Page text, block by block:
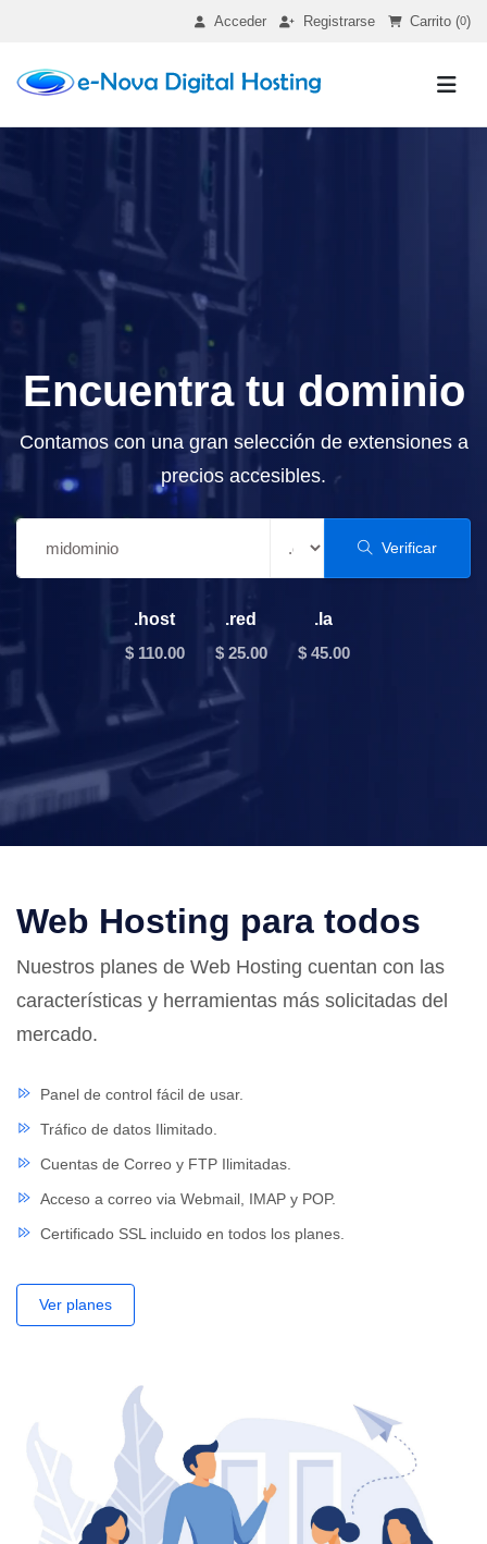
Acceder Registrarse Carrito (0)
Encuentra tu dominio
Contamos con una gran selección de extensiones a
precios accesibles.
Verificar
.host
$ 110.00
.red
$ 25.00
.la
$ 45.00
Web Hosting para todos
Nuestros planes de Web Hosting cuentan con las
características y herramientas más solicitadas del
mercado.
Panel de control fácil de usar.
Tráfico de datos Ilimitado.
Cuentas de Correo y FTP Ilimitadas.
Acceso a correo via Webmail, IMAP y POP.
Certificado SSL incluido en todos los planes.
Ver planes